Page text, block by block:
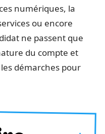
numériques, la
ou encore
ne passent que
du compte et
démarches pour